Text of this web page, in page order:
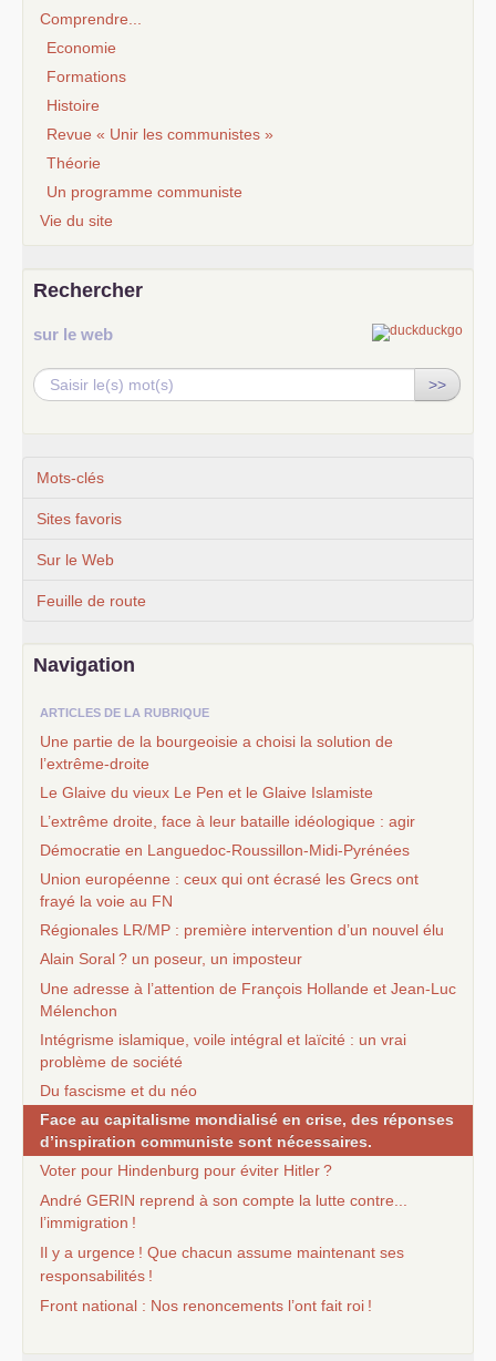
Comprendre...
Economie
Formations
Histoire
Revue « Unir les communistes »
Théorie
Un programme communiste
Vie du site
Rechercher
sur le web
>>
Mots-clés
Sites favoris
Sur le Web
Feuille de route
Navigation
ARTICLES DE LA RUBRIQUE
Une partie de la bourgeoisie a choisi la solution de
l’extrême-droite
Le Glaive du vieux Le Pen et le Glaive Islamiste
L’extrême droite, face à leur bataille idéologique : agir
Démocratie en Languedoc-Roussillon-Midi-Pyrénées
Union européenne : ceux qui ont écrasé les Grecs ont
frayé la voie au FN
Régionales LR/MP : première intervention d’un nouvel élu
Alain Soral? un poseur, un imposteur
Une adresse à l’attention de François Hollande et Jean-Luc
Mélenchon
Intégrisme islamique, voile intégral et laïcité : un vrai
problème de société
Du fascisme et du néo
Face au capitalisme mondialisé en crise, des réponses
d’inspiration communiste sont nécessaires.
Voter pour Hindenburg pour éviter Hitler?
André GERIN reprend à son compte la lutte contre...
l’immigration !
Il y a urgence ! Que chacun assume maintenant ses
responsabilités !
Front national : Nos renoncements l’ont fait roi !